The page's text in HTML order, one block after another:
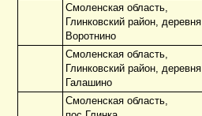
Смоленская область,
Глинковский район, деревня
Воротнино
Смоленская область,
Глинковский район, деревня
Галашино
Смоленская область,